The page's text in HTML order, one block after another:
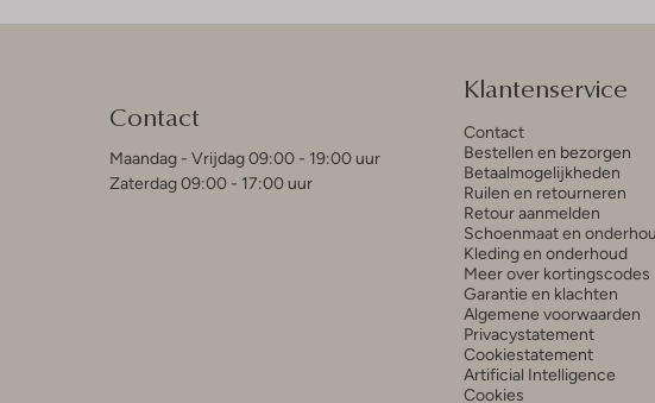
Contact
Maandag - Vrijdag 09:00 - 19:00 uur
Zaterdag 09:00 - 17:00 uur
Klantenservice
Contact
Bestellen en bezorgen
Betaalmogelijkheden
Ruilen en retourneren
Retour aanmelden
Schoenmaat en
Kleding en onderhoud
Meer over kortingscodes
Garantie en klachten
Algemene voorwaarden
Privacystatement
Cookiestatement
Artificial Intelligence
Cookies